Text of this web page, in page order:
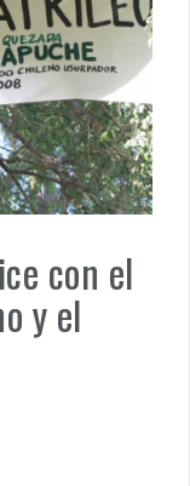
con el
y el